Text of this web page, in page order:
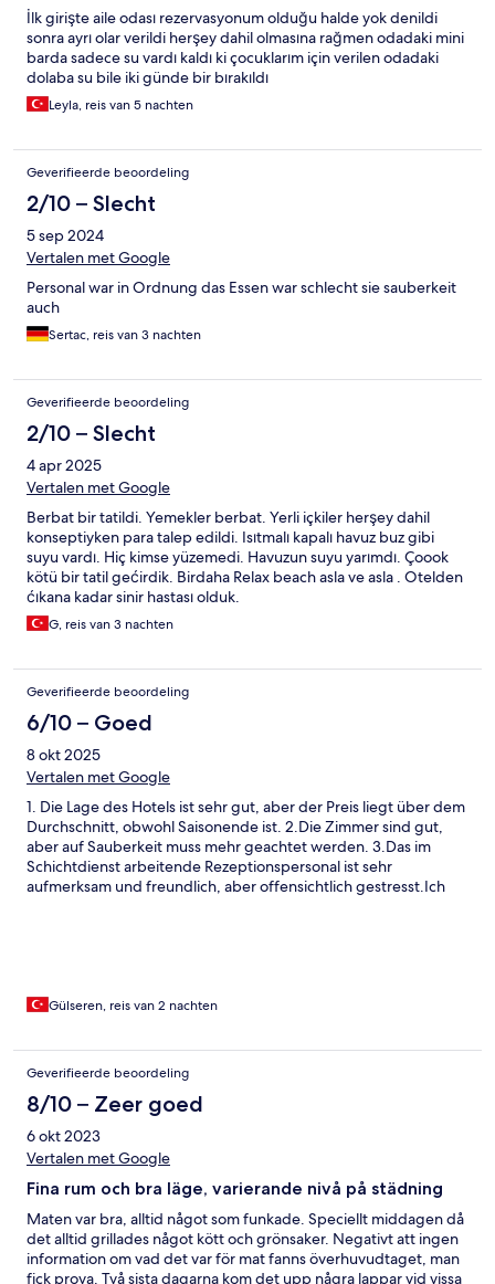
İlk girişte aile odası rezervasyonum olduğu halde yok denildi
sonra ayrı olar verildi herşey dahil olmasına rağmen odadaki mini
barda sadece su vardı kaldı ki çocuklarım için verilen odadaki
dolaba su bile iki günde bir bırakıldı
Leyla, reis van 5 nachten
Geverifieerde beoordeling
2/10 – Slecht
5 sep 2024
Vertalen met Google
Personal war in Ordnung das Essen war schlecht sie sauberkeit
auch
Sertac, reis van 3 nachten
Geverifieerde beoordeling
2/10 – Slecht
4 apr 2025
Vertalen met Google
Berbat bir tatildi. Yemekler berbat. Yerli içkiler herşey dahil
konseptiyken para talep edildi. Isıtmalı kapalı havuz buz gibi
suyu vardı. Hiç kimse yüzemedi. Havuzun suyu yarımdı. Çoook
kötü bir tatil gećirdik. Birdaha Relax beach asla ve asla . Otelden
ćıkana kadar sinir hastası olduk.
G, reis van 3 nachten
Geverifieerde beoordeling
6/10 – Goed
8 okt 2025
Vertalen met Google
1. Die Lage des Hotels ist sehr gut, aber der Preis liegt über dem
Durchschnitt, obwohl Saisonende ist. 2.Die Zimmer sind gut,
aber auf Sauberkeit muss mehr geachtet werden. 3.Das im
Schichtdienst arbeitende Rezeptionspersonal ist sehr
aufmerksam und freundlich, aber offensichtlich gestresst.Ich
kühl und gleichgültig.Sie wischen 10 Tische mit einem Tuch ab.
achtlos herumlagen, da sie sichtbar schmutzig waren. 6.Der
Hotelbesitzer sollte hier besonders aufpassen.Er verliert
dadurch Kunden.Meiner Beobachtung nach gibt es keinen
Unterhaltungsbereich, nämlich eine Disco.Auch das ist wichtig.
Zigaretten und ähnliche Produkte verkauft.Die Preise der
Produkte variieren je nach Person.Sie verkauften einem
ausländischen Touristen eine Packung Zigaretten für 15 Euro
und meiner Mann Zigaretten im Wert von 88 TL für 115 TL.Das ist
illegal und stellt Steuerhinterziehung dar.Dieses Problem muss
gesondert behandelt werden.Ich würde gerne wiederkommen
und kann das Hotel und seine Lage meinen Freunden im
Gülseren, reis van 2 nachten
Geverifieerde beoordeling
8/10 – Zeer goed
6 okt 2023
Vertalen met Google
Fina rum och bra läge, varierande nivå på städning
Maten var bra, alltid något som funkade. Speciellt middagen då
det alltid grillades något kött och grönsaker. Negativt att ingen
information om vad det var för mat fanns överhuvudtaget, man
fick prova. Två sista dagarna kom det upp några lappar vid vissa